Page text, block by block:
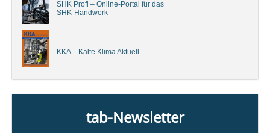
SHK Profi – Online-Portal für das
SHK-Handwerk
KKA – Kälte Klima Aktuell
tab-Newsletter